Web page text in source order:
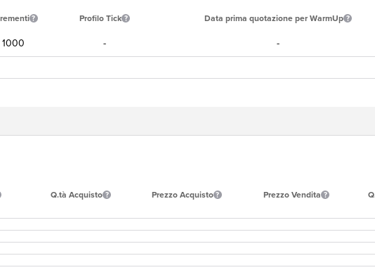
Profilo Tick Data prima quotazione per WarmUp
1000 - -
Q.tà Acquisto Prezzo Acquisto Prezzo Vendita